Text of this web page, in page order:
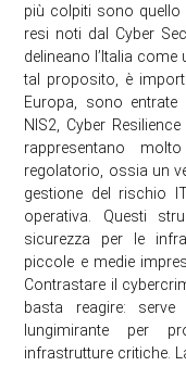
più colpiti sono quello
resi noti dal Cyber
delineano l’Italia
tal proposito, è
Europa, sono entrate
NIS2, Cyber
rappresentano
regolatorio, ossia un
gestione del rischio
operativa. Questi
sicurezza per le
piccole e medie
Contrastare il
basta reagire:
lungimirante per
infrastrutture critiche.